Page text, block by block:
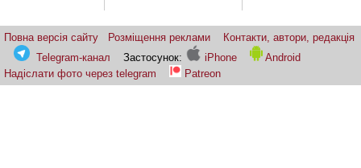
Повна версія сайту Розміщення реклами
Контакти, автори, редакція
Telegram-канал
Застосунок: iPhone
Android
Надіслати фото через telegram
Patreon